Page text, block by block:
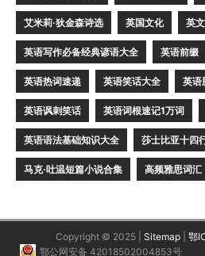
艾米莉·狄金森诗选 英国文化 英
英语写作必备经典谚语大全 英语前缀
英语热词速递 英语笑话大全 英语
英语讽刺笑话 英语词根速记1万词
英语语法基础知识大全 莎士比亚十四
马克·吐温短篇小说合集 高频雅思词汇
Copyright © 2025 | Sitemap
鄂
鄂公网安备 42018502004853号